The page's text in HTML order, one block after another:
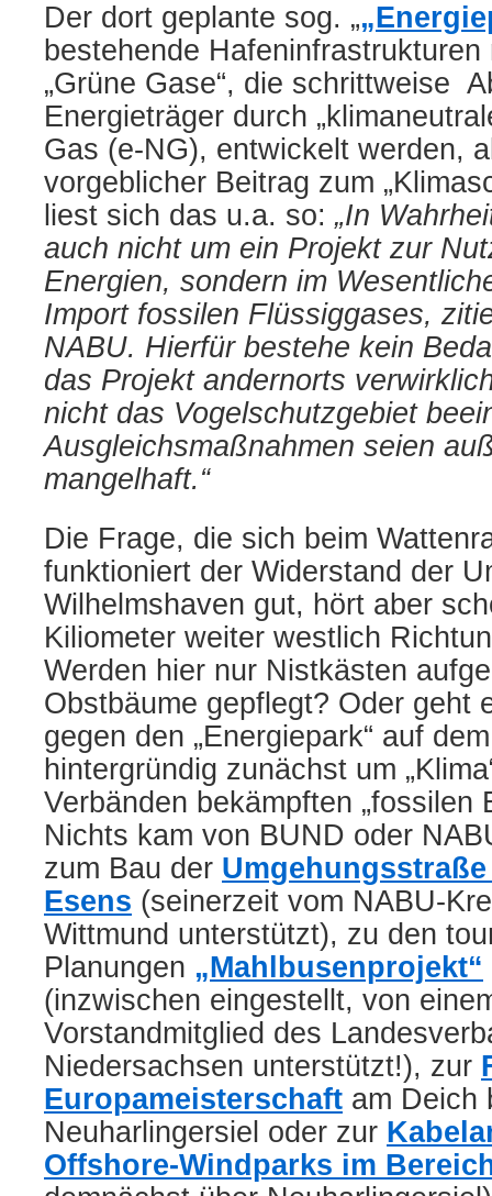
Der dort geplante sog. „
bestehende
„Grüne Gase“, die schrittweise
Energieträger durch
Gas (e-NG), entwickelt werden,
vorgeblicher Beitrag zum
liest sich das u.a. so: „In
auch nicht um ein Projekt zur
Energien, sondern im
Import fossilen Flüssiggases,
NABU. Hierfür bestehe kein
das Projekt andernorts
nicht das Vogelschutzgebiet
Ausgleichsmaßnahmen seien
mangelhaft.“
Die Frage, die sich beim
funktioniert der Widerstand der
Wilhelmshaven gut, hört aber
Kiliometer weiter westlich
Werden hier nur Nistkästen
Obstbäume gepflegt? Oder geht
gegen den „Energiepark“ auf
hintergründig zunächst um
Verbänden bekämpften „fossilen
Nichts kam von BUND oder
zum Bau der
Esens (seinerzeit vom NABU-
Wittmund unterstützt), zu den
Planungen „Mahlbusenprojekt“
(inzwischen eingestellt, von
Vorstandmitglied des
Niedersachsen unterstützt!), zur
Europameisterschaft am Deich
Neuharlingersiel oder zur
Offshore-Windparks im